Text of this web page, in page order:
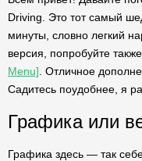
Driving. Это тот самый
минуты, словно легкий
версия, попробуйте также
Menu] . Отличное
Садитесь поудобнее, я
Графика или
Графика здесь — так